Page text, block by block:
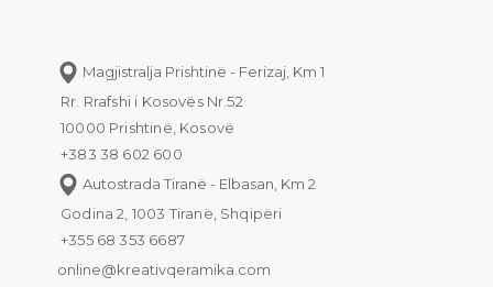
Magjistralja Prishtinë - Ferizaj, Km 1
Rr. Rrafshi i Kosovës Nr.52
10000 Prishtinë, Kosovë
+383 38 602 600
Autostrada Tiranë - Elbasan, Km 2
Godina 2, 1003 Tiranë, Shqipëri
+355 68 353 6687
online@kreativqeramika.com